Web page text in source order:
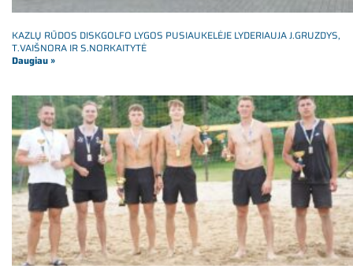
KAZLŲ RŪDOS DISKGOLFO LYGOS PUSIAUKELĖJE LYDERIAUJA J.GRUZDYS,
T.VAIŠNORA IR S.NORKAITYTĖ
Daugiau »